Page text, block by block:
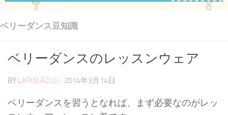
ベリーダンス豆知識
ベリーダンスのレッスンウェア
BY LAPISLAZULI · 2014年3月14日
ベリーダンスを習うとなれば、まず必要なのがレッ